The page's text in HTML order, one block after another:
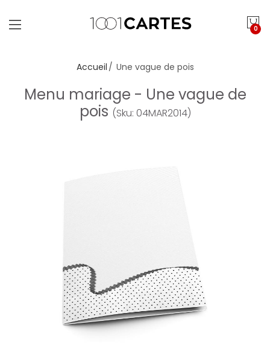
0
Accueil Une vague de pois
Menu mariage - Une vague de
pois (Sku: 04MAR2014)